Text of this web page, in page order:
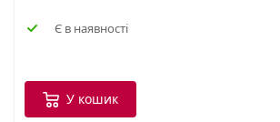
Є в наявності
У кошик